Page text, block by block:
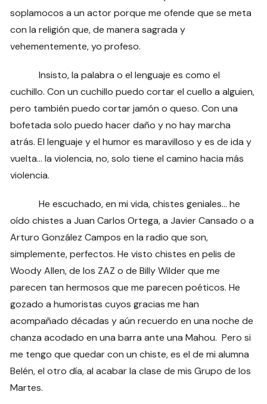
soplamocos a un actor porque me ofende que se meta
con la religión que, de manera sagrada y
vehementemente, yo profeso.
Insisto, la palabra o el lenguaje es como el
cuchillo. Con un cuchillo puedo cortar el cuello a alguien,
pero también puedo cortar jamón o queso. Con una
bofetada solo puedo hacer daño y no hay marcha
atrás. El lenguaje y el humor es maravilloso y es de ida y
vuelta… la violencia, no, solo tiene el camino hacia más
violencia.
He escuchado, en mi vida, chistes geniales… he
oído chistes a Juan Carlos Ortega, a Javier Cansado o a
Arturo González Campos en la radio que son,
simplemente, perfectos. He visto chistes en pelis de
Woody Allen, de los ZAZ o de Billy Wilder que me
parecen tan hermosos que me parecen poéticos. He
gozado a humoristas cuyos gracias me han
acompañado décadas y aún recuerdo en una noche de
chanza acodado en una barra ante una Mahou. Pero si
me tengo que quedar con un chiste, es el de mi alumna
Belén, el otro día, al acabar la clase de mis Grupo de los
Martes.